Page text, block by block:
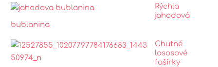
Rýchla
jahodová
bublanina
Chutné
lososové
fašírky